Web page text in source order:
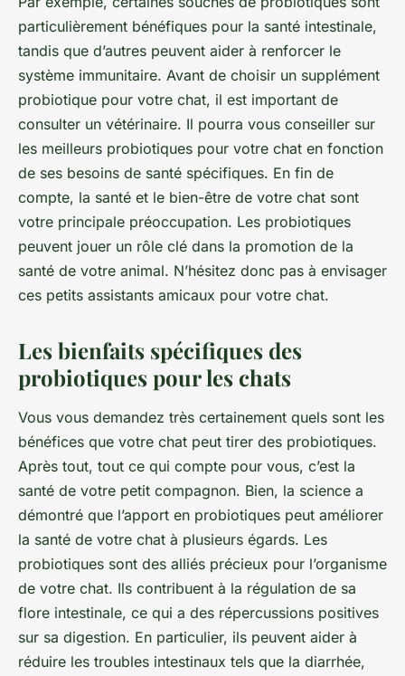
particulièrement bénéfiques pour la santé intestinale,
tandis que d’autres peuvent aider à renforcer le
système immunitaire. Avant de choisir un supplément
probiotique pour votre chat, il est important de
consulter un vétérinaire. Il pourra vous conseiller sur
les meilleurs probiotiques pour votre chat en fonction
de ses besoins de santé spécifiques. En fin de
compte, la santé et le bien-être de votre chat sont
votre principale préoccupation. Les probiotiques
peuvent jouer un rôle clé dans la promotion de la
santé de votre animal. N’hésitez donc pas à envisager
ces petits assistants amicaux pour votre chat.
Les bienfaits spécifiques des
probiotiques pour les chats
Vous vous demandez très certainement quels sont les
bénéfices que votre chat peut tirer des probiotiques.
Après tout, tout ce qui compte pour vous, c’est la
santé de votre petit compagnon. Bien, la science a
démontré que l’apport en probiotiques peut améliorer
la santé de votre chat à plusieurs égards. Les
probiotiques sont des alliés précieux pour l’organisme
de votre chat. Ils contribuent à la régulation de sa
flore intestinale, ce qui a des répercussions positives
sur sa digestion. En particulier, ils peuvent aider à
réduire les troubles intestinaux tels que la diarrhée,